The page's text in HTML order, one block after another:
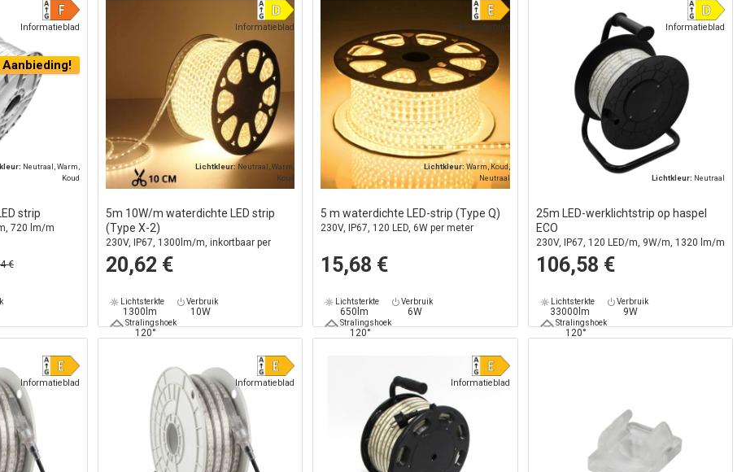
Informatieblad
Neutraal, Warm,
Koud
Aanbieding!
strip
720 lm/m
€
Informatieblad
Lichtkleur:Neutraal, Warm,
Koud
5m 10W/m waterdichte LED strip
(Type X-2)
230V, IP67, 1300lm/m, inkortbaar per
10cm, tot 50m
20,62 €
Lichtsterkte
1300lm
Verbruik
10W
Stralingshoek
120°
Informatieblad
Lichtkleur:Warm, Koud,
Neutraal
5 m waterdichte LED-strip (Type Q)
230V, IP67, 120 LED, 6W per meter
15,68 €
Lichtsterkte
650lm
Verbruik
6W
Stralingshoek
120°
Informatieblad
Lichtkleur: Neutraal
25m LED-werklichtstrip op haspel
ECO
230V, IP67, 120 LED/m, 9W/m, 1320 lm/m
106,58 €
Lichtsterkte
33000lm
Verbruik
9W
Stralingshoek
120°
Informatieblad Informatieblad Informatieblad